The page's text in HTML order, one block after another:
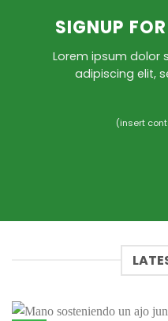
SIGNUP
Lorem ipsum dolor
adipiscing elit,
(insert